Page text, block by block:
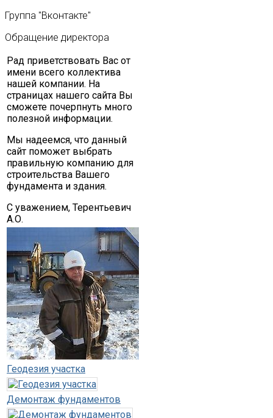
Группа "Вконтакте"
Обращение директора
Рад приветствовать Вас от
имени всего коллектива
нашей компании. На
страницах нашего сайта Вы
сможете почерпнуть много
полезной информации.
Мы надеемся, что данный
сайт поможет выбрать
правильную компанию для
строительства Вашего
фундамента и здания.
С уважением, Терентьевич
А.О.
Геодезия участка
Демонтаж фундаментов